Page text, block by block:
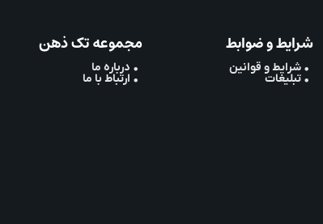
شرایط و ضوابط
• شرایط و قوانین
• تبلیغات
مجموعه تک ذهن
• درباره ما
• ارتباط با ما